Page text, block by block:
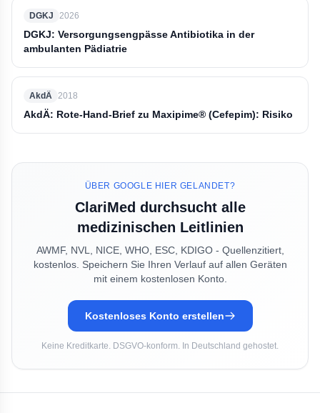
DGKJ 2026
DGKJ: Versorgungsengpässe Antibiotika in der
ambulanten Pädiatrie
AkdÄ 2018
AkdÄ: Rote-Hand-Brief zu Maxipime® (Cefepim): Risiko
ÜBER GOOGLE HIER GELANDET?
ClariMed durchsucht alle
medizinischen Leitlinien
AWMF, NVL, NICE, WHO, ESC, KDIGO - Quellenzitiert,
kostenlos. Speichern Sie Ihren Verlauf auf allen Geräten
mit einem kostenlosen Konto.
Kostenloses Konto erstellen
Keine Kreditkarte. DSGVO-konform. In Deutschland gehostet.